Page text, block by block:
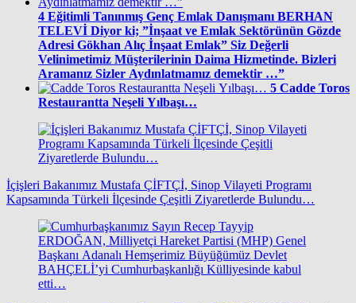
4 Eğitimli Tanınmış Genç Emlak Danışmanı BERHAN
TELEVİ Diyor ki; ”İnşaat ve Emlak Sektörünün Gözde
Adresi Gökhan Alıç İnşaat Emlak” Siz Değerli
Velinimetimiz Müşterilerinin Daima Hizmetinde. Bizleri
Aramanız Sizler Aydınlatmamız demektir …”
5 Cadde Toros
Restaurantta Neşeli Yılbaşı…
İçişleri Bakanımız Mustafa ÇİFTÇİ, Sinop Vilayeti Programı
Kapsamında Türkeli İlçesinde Çeşitli Ziyaretlerde Bulundu…